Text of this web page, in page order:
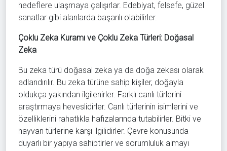
hedeflere ulaşmaya çalışırlar. Edebiyat, felsefe, güzel
sanatlar gibi alanlarda başarılı olabilirler.
Çoklu Zeka Kuramı ve Çoklu Zeka Türleri: Doğasal
Zeka
Bu zeka türü doğasal zeka ya da doğa zekası olarak
adlandırılır. Bu zeka türüne sahip kişiler, doğayla
oldukça yakından ilgilenirler. Farklı canlı türlerini
araştırmaya heveslidirler. Canlı türlerinin isimlerini ve
özelliklerini rahatlıkla hafızalarında tutabilirler. Bitki ve
hayvan türlerine karşı ilgilidirler. Çevre konusunda
duyarlı bir yapıya sahiptirler ve sorumluluk almayı